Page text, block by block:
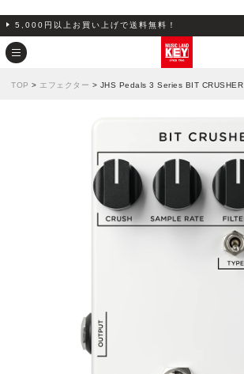
5,000円以上お買い上げで送料無料！
TOP > エフェクター > JHS Pedals 3 Series BIT CRUSHER